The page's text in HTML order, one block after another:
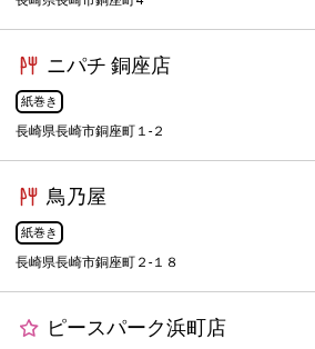
ニパチ 銅座店
紙巻き
長崎県長崎市銅座町１-２
鳥乃屋
紙巻き
長崎県長崎市銅座町２-１８
ピースパーク浜町店